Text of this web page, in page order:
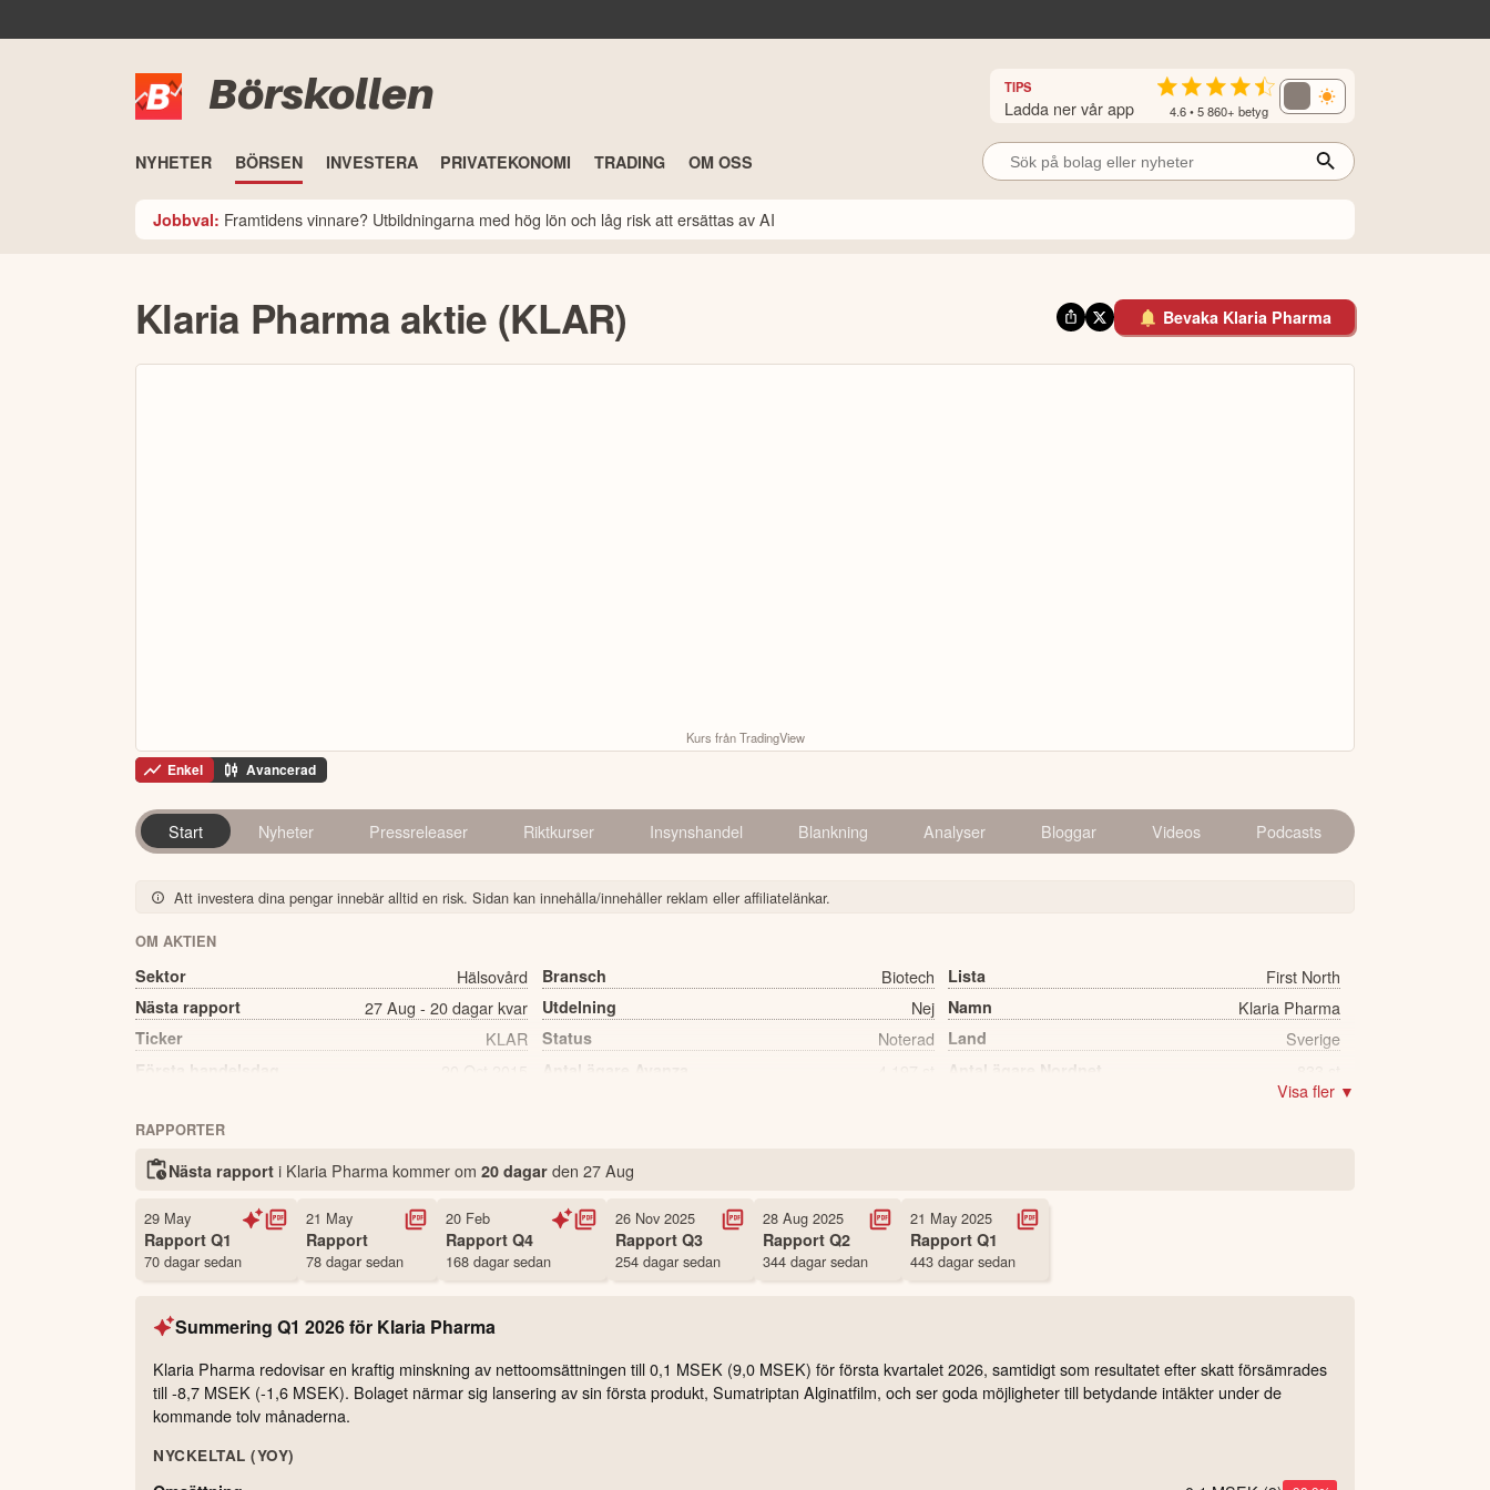
Börskollen TIPS
Ladda ner vår app 4.6 • 5 860+ betyg
NYHETER BÖRSEN INVESTERA PRIVATEKONOMI TRADING OM OSS
Jobbval: Framtidens vinnare? Utbildningarna med hög lön och låg risk att ersättas av AI
Klaria Pharma aktie (KLAR) Bevaka Klaria Pharma
Kurs från TradingView
Enkel Avancerad
Start Nyheter Pressreleaser Riktkurser Insynshandel Blankning Analyser Bloggar Videos Podcasts
Att investera dina pengar innebär alltid en risk. Sidan kan innehålla/innehåller reklam eller affiliatelänkar.
OM AKTIEN
Sektor Hälsovård Bransch Biotech Lista First North
Nästa rapport 27 Aug - 20 dagar kvar Utdelning Nej Namn Klaria Pharma
Ticker KLAR Status Noterad Land Sverige
Första handelsdag Antal ägare Avanza Antal ägare Nordnet
Visa fler ▼
RAPPORTER
Nästa rapport i Klaria Pharma kommerom 20 dagar den 27 Aug
29 May
Rapport Q1
70 dagar sedan
21 May
Rapport
78 dagar sedan
20 Feb
Rapport Q4
168 dagar sedan
26 Nov 2025
Rapport Q3
254 dagar sedan
28 Aug 2025
Rapport Q2
344 dagar sedan
21 May 2025
Rapport Q1
443 dagar sedan
Summering Q1 2026för Klaria Pharma
Klaria Pharma redovisar en kraftig minskning av nettoomsättningen till 0,1 MSEK (9,0 MSEK) för första kvartalet 2026, samtidigt som resultatet efter skatt försämrades
till -8,7 MSEK (-1,6 MSEK). Bolaget närmar sig lansering av sin första produkt, Sumatriptan Alginatfilm, och ser goda möjligheter till betydande intäkter under de
kommande tolv månaderna.
NYCKELTAL (YOY)